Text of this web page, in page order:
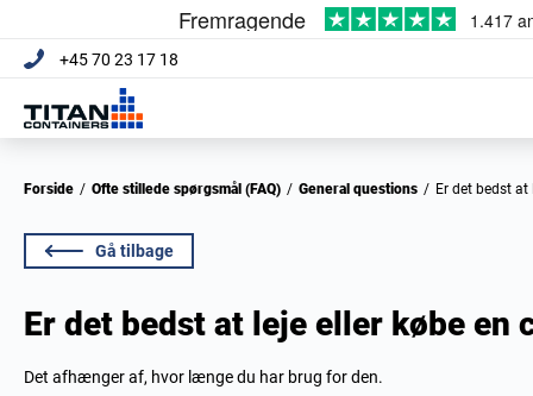
+45 70 23 17 18
Forside / Ofte stillede spørgsmål (FAQ) / General questions / Er det bedst
Gå tilbage
Er det bedst at leje eller købe en
Det afhænger af, hvor længe du har brug for den.